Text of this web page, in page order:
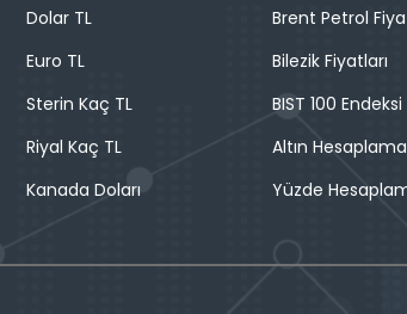
Dolar TL
Euro TL
Sterin Kaç TL
Riyal Kaç TL
Kanada Doları
Brent Petrol
Bilezik Fiyatları
BIST 100 Endeksi
Altın Hesaplama
Yüzde